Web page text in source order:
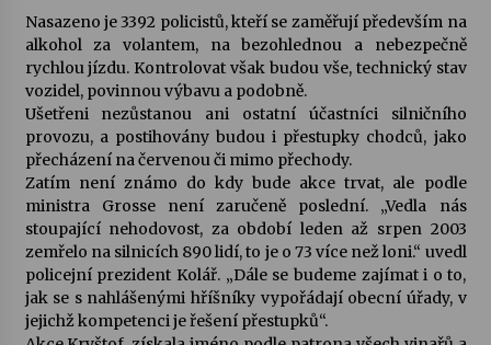
30. 7. 2026
Pozvánka na integrační festival Quijotova
šedesátka: 28. 7.–1. 8. 2026
28. 7. 2026
Letní koncerty ve Stromovce: Kolchoz a
Jenakaši
28. 7. 2026
Votavžatský ploty
23. 7. 2026
Nasazeno je 3392 policistů, kteří se zaměřují především na
alkohol za volantem, na bezohlednou a nebezpečně
rychlou jízdu. Kontrolovat však budou vše, technický stav
vozidel, povinnou výbavu a podobně.
Ušetřeni nezůstanou ani ostatní účastníci silničního
provozu, a postihovány budou i přestupky chodců, jako
přecházení na červenou či mimo přechody.
Zatím není známo do kdy bude akce trvat, ale podle
ministra Grosse není zaručeně poslední. „Vedla nás
stoupající nehodovost, za období leden až srpen 2003
zemřelo na silnicích 890 lidí, to je o 73 více než loni.“ uvedl
policejní prezident Kolář. „Dále se budeme zajímat i o to,
jak se s nahlášenými hříšníky vypořádají obecní úřady, v
jejichž kompetenci je řešení přestupků“.